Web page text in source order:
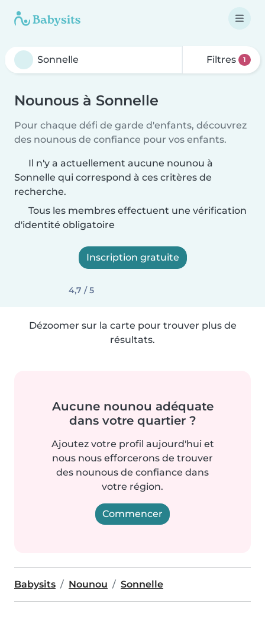
Filtres 1
Nounous à Sonnelle
Pour chaque défi de garde d'enfants, découvrez
des nounous de confiance pour vos enfants.
Il n'y a actuellement aucune nounou à
Sonnelle qui correspond à ces critères de
recherche.
Tous les membres effectuent une vérification
d'identité obligatoire
Inscription gratuite
4,7 / 5
Dézoomer sur la carte pour trouver plus de
résultats.
Aucune nounou adéquate
dans votre quartier ?
Ajoutez votre profil aujourd'hui et
nous nous efforcerons de trouver
des nounous de confiance dans
votre région.
Commencer
Babysits Nounou Sonnelle